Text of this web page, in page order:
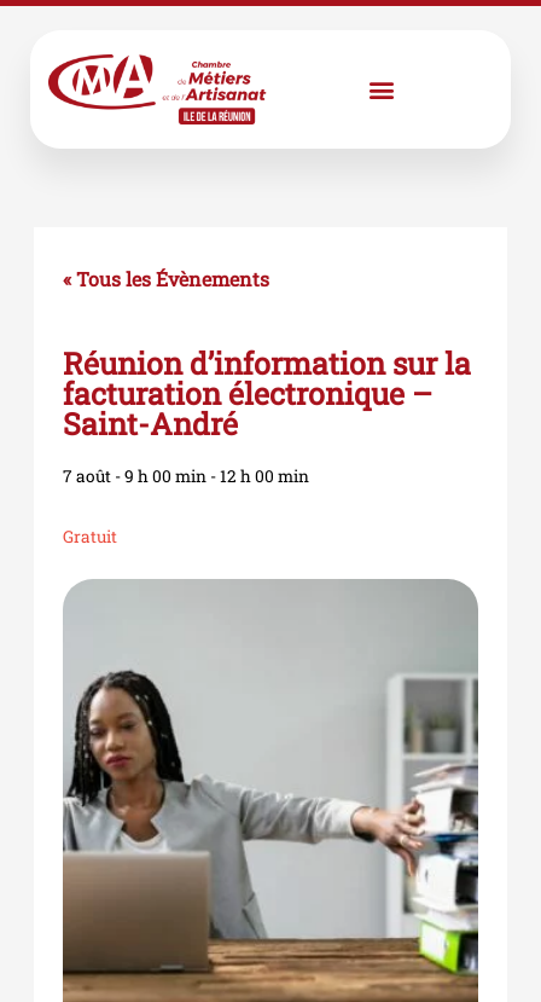
Aller
contenu
« Tous les Évènements
Réunion d’information sur la
facturation électronique –
Saint-André
7 août -9 h 00 min -12 h 00 min
Gratuit